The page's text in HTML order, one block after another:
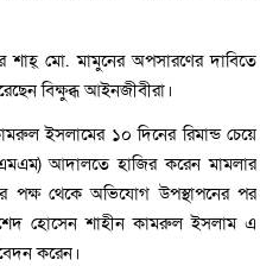
মো. মামুনের অপসারণের দাবিতে
বিক্ষুব্ধ আইনজীবীরা।
ইসলামের ১০ দিনের রিমান্ড চেয়ে
আদালতে হাজির করেন মামলার
পক্ষ থেকে অভিযোগ উপস্থাপনের পর
হোসেন শাহীন কামরুল ইসলাম এ
করেন।